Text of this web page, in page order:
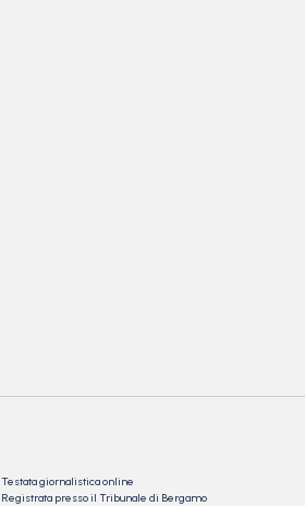
Testata giornalistica online
Registrata presso il Tribunale di Bergamo